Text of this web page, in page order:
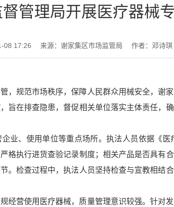
管理局开展医疗器械
08 17:26 来源：谢家集区市场监管局 作者：邓诗琪
，规范市场秩序，保障人民群众用械安全，谢
旨在排查隐患，督促相关单位落实主体责任，
业、使用单位等重点场所。执法人员依据《
格执行进货查验记录制度；相关产品是否具有
。检查过程中，执法人员坚持检查与宣教相结
经营使用医疗器械，质量管理意识较强。针对